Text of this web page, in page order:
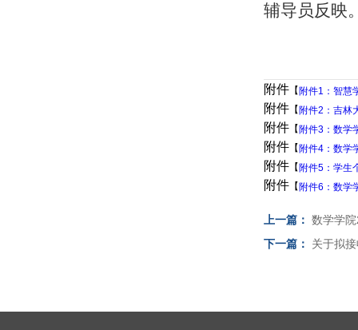
辅导员反映
附件 【附件1：智慧
附件 【附件2：吉林
附件 【附件3：数学
附件 【附件4：数学
附件 【附件5：学生
附件 【附件6：数学
上一篇： 数学学
下一篇： 关于拟